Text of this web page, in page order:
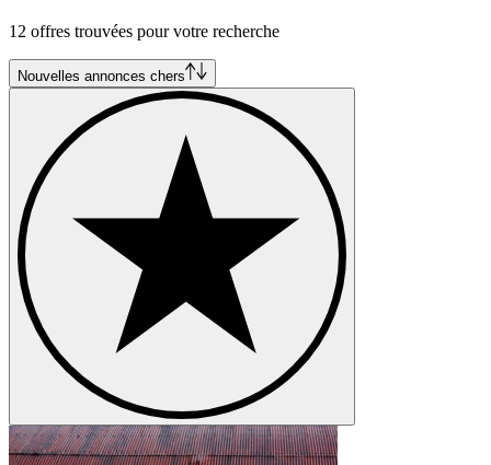
12 offres trouvées pour votre recherche
Nouvelles annonces chers